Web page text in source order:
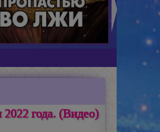
года. (Видео)